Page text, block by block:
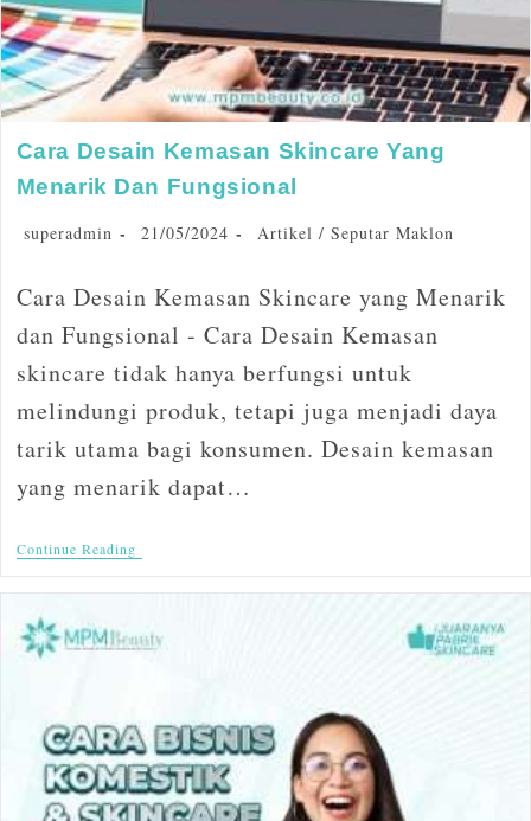
Cara Desain Kemasan Skincare Yang
Menarik Dan Fungsional
superadmin 21/05/2024 Artikel / Seputar Maklon
Cara Desain Kemasan Skincare yang Menarik
dan Fungsional - Cara Desain Kemasan
skincare tidak hanya berfungsi untuk
melindungi produk, tetapi juga menjadi daya
tarik utama bagi konsumen. Desain kemasan
yang menarik dapat…
Continue Reading